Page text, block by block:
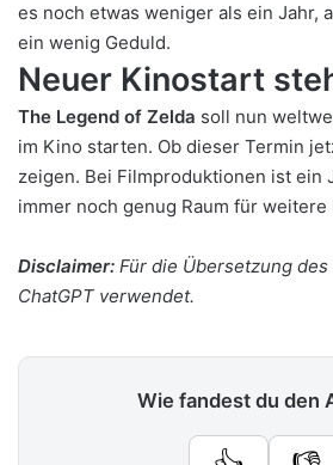
es noch etwas weniger als ein Jahr,
ein wenig Geduld.
Neuer Kinostart
The Legend of Zelda soll nun
im Kino starten. Ob dieser Termin
zeigen. Bei Filmproduktionen ist ein
immer noch genug Raum für
Disclaimer: Für die Übersetzung
ChatGPT verwendet.
Wie fandest du den